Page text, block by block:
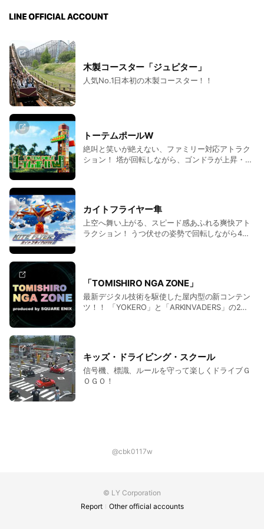
木製コースター「ジュピター」
人気No.1日本初の木製コースター！！
トーテムポールW
絶叫と笑いが絶えない、ファミリー対応アトラク
ション！ 塔が回転しながら、ゴンドラが上昇・下
カイトフライヤー隼
上空へ舞い上がる、スピード感あふれる爽快アト
ラクション！ うつ伏せの姿勢で回転しながら4m
「TOMISHIRO NGA ZONE」
最新デジタル技術を駆使した屋内型の新コンテン
ツ！！ 「YOKERO」と「ARKINVADERS」の2つ
キッズ・ドライビング・スクール
信号機、標識、ルールを守って楽しくドライブＧ
ＯＧＯ！
@cbk0117w
© LY Corporation
Report
Other official accounts